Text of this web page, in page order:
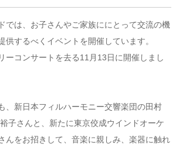
では、お子さんやご家族ににとって交流の機
供するべくイベントを開催しています。
ーコンサートを去る11月13日に開催しまし
、新日本フィルハーモニー交響楽団の田村
子さんと、新たに東京佼成ウインドオーケ
んをお招きして、音楽に親しみ、楽器に触れ